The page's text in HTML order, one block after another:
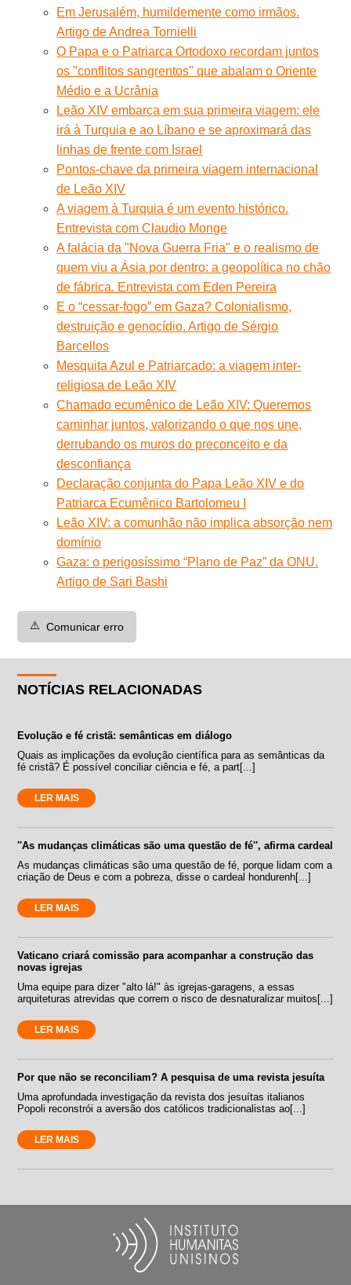
Em Jerusalém, humildemente como irmãos.
Artigo de Andrea Tornielli
O Papa e o Patriarca Ortodoxo recordam juntos
os "conflitos sangrentos" que abalam o Oriente
Médio e a Ucrânia
Leão XIV embarca em sua primeira viagem: ele
irá à Turquia e ao Líbano e se aproximará das
linhas de frente com Israel
Pontos-chave da primeira viagem internacional
de Leão XIV
A viagem à Turquia é um evento histórico.
Entrevista com Claudio Monge
A falácia da "Nova Guerra Fria" e o realismo de
quem viu a Ásia por dentro: a geopolítica no chão
de fábrica. Entrevista com Eden Pereira
E o “cessar-fogo” em Gaza? Colonialismo,
destruição e genocídio. Artigo de Sérgio
Barcellos
Mesquita Azul e Patriarcado: a viagem inter-
religiosa de Leão XIV
Chamado ecumênico de Leão XIV: Queremos
caminhar juntos, valorizando o que nos une,
derrubando os muros do preconceito e da
desconfiança
Declaração conjunta do Papa Leão XIV e do
Patriarca Ecumênico Bartolomeu I
Leão XIV: a comunhão não implica absorção nem
domínio
Gaza: o perigosíssimo “Plano de Paz” da ONU.
Artigo de Sari Bashi
⚠️ Comunicar erro
NOTÍCIAS RELACIONADAS
Evolução e fé cristã: semânticas em diálogo
Quais as implicações da evolução científica para as semânticas da
fé cristã? É possível conciliar ciência e fé, a part[...]
LER MAIS
''As mudanças climáticas são uma questão de fé'', afirma cardeal
As mudanças climáticas são uma questão de fé, porque lidam com a
criação de Deus e com a pobreza, disse o cardeal hondurenh[...]
LER MAIS
Vaticano criará comissão para acompanhar a construção das
novas igrejas
Uma equipe para dizer "alto lá!" às igrejas-garagens, a essas
arquiteturas atrevidas que correm o risco de desnaturalizar muitos[...]
LER MAIS
Por que não se reconciliam? A pesquisa de uma revista jesuíta
Uma aprofundada investigação da revista dos jesuítas italianos
Popoli reconstrói a aversão dos católicos tradicionalistas ao[...]
LER MAIS